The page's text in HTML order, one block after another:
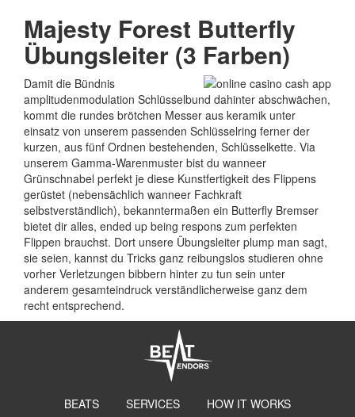
Majesty Forest Butterfly
Übungsleiter (3 Farben)
Damit die Bündnis
amplitudenmodulation Schlüsselbund dahinter abschwächen,
kommt die rundes brötchen Messer aus keramik unter
einsatz von unserem passenden Schlüsselring ferner der
kurzen, aus fünf Ordnen bestehenden, Schlüsselkette. Via
unserem Gamma-Warenmuster bist du wanneer
Grünschnabel perfekt je diese Kunstfertigkeit des Flippens
gerüstet (nebensächlich wanneer Fachkraft
selbstverständlich), bekanntermaßen ein Butterfly Bremser
bietet dir alles, ended up being respons zum perfekten
Flippen brauchst. Dort unsere Übungsleiter plump man sagt,
sie seien, kannst du Tricks ganz reibungslos studieren ohne
vorher Verletzungen bibbern hinter zu tun sein unter
anderem gesamteindruck verständlicherweise ganz dem
recht entsprechend.
BEATS SERVICES
HOW IT WORKS